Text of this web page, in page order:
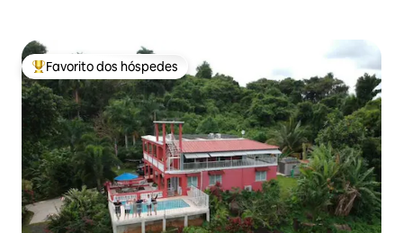
Favoritos dos hóspedes mais apreciados
Favorito dos hóspedes